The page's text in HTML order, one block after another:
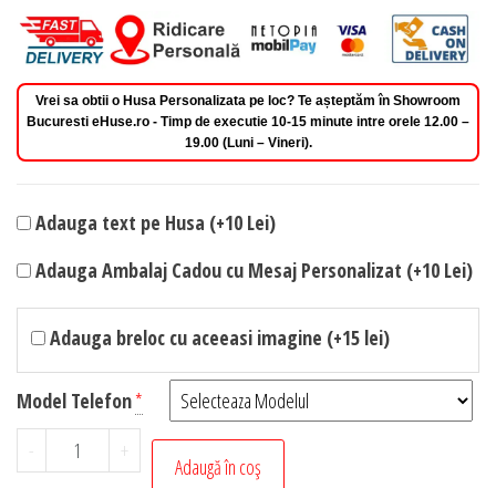
Vrei sa obtii o Husa Personalizata pe loc? Te așteptăm în Showroom
Bucuresti eHuse.ro - Timp de executie 10-15 minute intre orele 12.00 –
19.00 (Luni – Vineri).
Adauga text pe Husa (+10 Lei)
Adauga Ambalaj Cadou cu Mesaj Personalizat (+10 Lei)
Adauga breloc cu aceeasi imagine (+15 lei)
Model Telefon*
-
Cantitate
Husa
+
Adaugă în coș